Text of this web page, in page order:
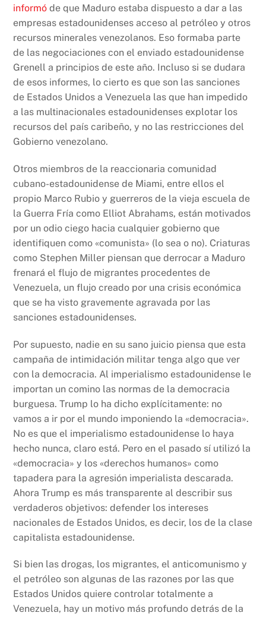
informó de que Maduro estaba dispuesto a dar a las
empresas estadounidenses acceso al petróleo y otros
recursos minerales venezolanos. Eso formaba parte
de las negociaciones con el enviado estadounidense
Grenell a principios de este año. Incluso si se dudara
de esos informes, lo cierto es que son las sanciones
de Estados Unidos a Venezuela las que han impedido
a las multinacionales estadounidenses explotar los
recursos del país caribeño, y no las restricciones del
Gobierno venezolano.
Otros miembros de la reaccionaria comunidad
cubano-estadounidense de Miami, entre ellos el
propio Marco Rubio y guerreros de la vieja escuela de
la Guerra Fría como Elliot Abrahams, están motivados
por un odio ciego hacia cualquier gobierno que
identifiquen como «comunista» (lo sea o no). Criaturas
como Stephen Miller piensan que derrocar a Maduro
frenará el flujo de migrantes procedentes de
Venezuela, un flujo creado por una crisis económica
que se ha visto gravemente agravada por las
sanciones estadounidenses.
Por supuesto, nadie en su sano juicio piensa que esta
campaña de intimidación militar tenga algo que ver
con la democracia. Al imperialismo estadounidense le
importan un comino las normas de la democracia
burguesa. Trump lo ha dicho explícitamente: no
vamos a ir por el mundo imponiendo la «democracia».
No es que el imperialismo estadounidense lo haya
hecho nunca, claro está. Pero en el pasado sí utilizó la
«democracia» y los «derechos humanos» como
tapadera para la agresión imperialista descarada.
Ahora Trump es más transparente al describir sus
verdaderos objetivos: defender los intereses
nacionales de Estados Unidos, es decir, los de la clase
capitalista estadounidense.
Si bien las drogas, los migrantes, el anticomunismo y
el petróleo son algunas de las razones por las que
Estados Unidos quiere controlar totalmente a
Venezuela, hay un motivo más profundo detrás de la